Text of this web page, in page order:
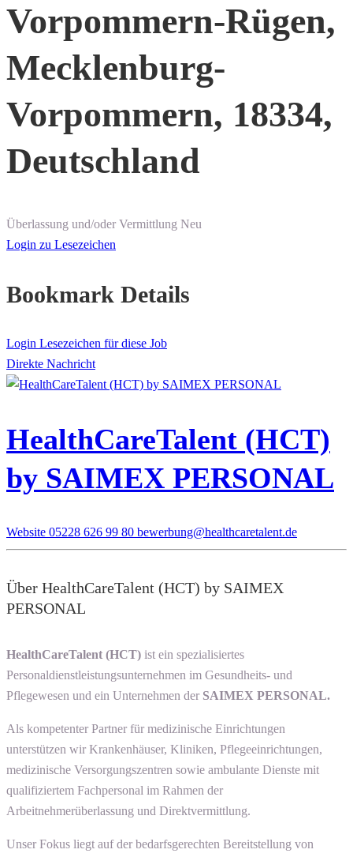
Vorpommern-Rügen,
Mecklenburg-
Vorpommern, 18334,
Deutschland
Überlassung und/oder Vermittlung Neu
Login zu Lesezeichen
Bookmark Details
Login Lesezeichen für diese Job
Direkte Nachricht
HealthCareTalent (HCT)
by SAIMEX PERSONAL
Website 05228 626 99 80 bewerbung@healthcaretalent.de
Über HealthCareTalent (HCT) by SAIMEX
PERSONAL
HealthCareTalent (HCT) ist ein spezialisiertes
Personaldienstleistungsunternehmen im Gesundheits- und
Pflegewesen und ein Unternehmen der SAIMEX PERSONAL.
Als kompetenter Partner für medizinische Einrichtungen
unterstützen wir Krankenhäuser, Kliniken, Pflegeeinrichtungen,
medizinische Versorgungszentren sowie ambulante Dienste mit
qualifiziertem Fachpersonal im Rahmen der
Arbeitnehmerüberlassung und Direktvermittlung.
Unser Fokus liegt auf der bedarfsgerechten Bereitstellung von